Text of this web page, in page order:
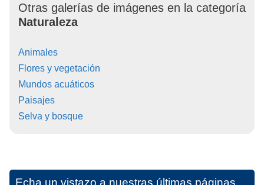
Otras galerías de imágenes en la categoría
Naturaleza
Animales
Flores y vegetación
Mundos acuáticos
Paisajes
Selva y bosque
Echa un vistazo a nuestras últimas páginas